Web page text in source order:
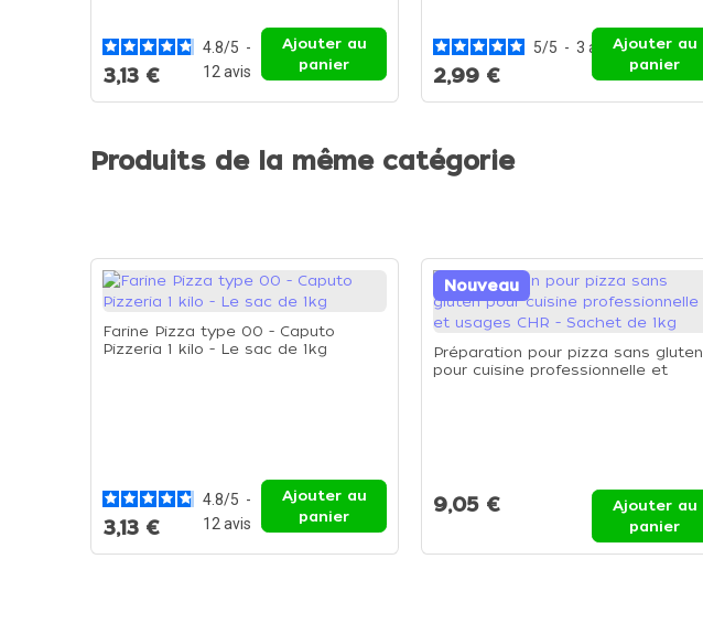
4.8/5 -
12 avis
3,13 €
Ajouter au
panier
5/5 - 3 avis
2,99 €
Ajouter au
panier
Produits de la même catégorie
Farine Pizza type 00 - Caputo
Pizzeria 1 kilo - Le sac de 1kg
4.8/5 -
12 avis
3,13 €
Ajouter au
panier
Nouveau
Préparation pour pizza sans gluten
pour cuisine professionnelle et
9,05 €
Ajouter au
panier